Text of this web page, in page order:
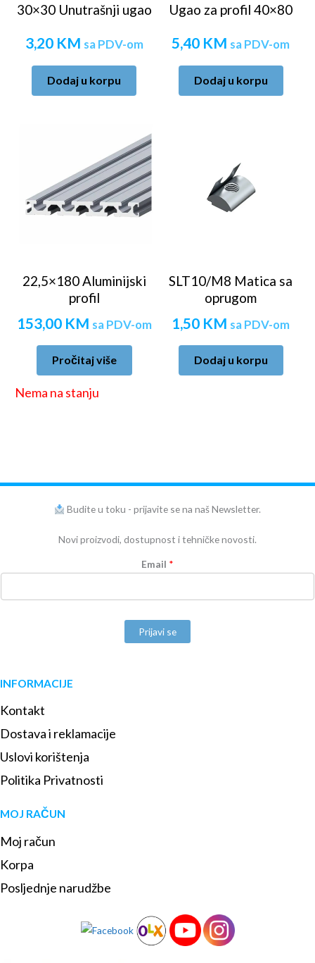
30×30 Unutrašnji ugao
3,20 KM sa PDV-om
Dodaj u korpu
Ugao za profil 40×80
5,40 KM sa PDV-om
Dodaj u korpu
22,5×180 Aluminijski
profil
153,00 KM sa PDV-om
Pročitaj više
Nema na stanju
SLT10/M8 Matica sa
oprugom
1,50 KM sa PDV-om
Dodaj u korpu
Budite u toku - prijavite se na naš Newsletter.
Novi proizvodi, dostupnost i tehničke novosti.
Email *
Prijavi se
INFORMACIJE
Kontakt
Dostava i reklamacije
Uslovi korištenja
Politika Privatnosti
MOJ RAČUN
Moj račun
Korpa
Posljednje narudžbe